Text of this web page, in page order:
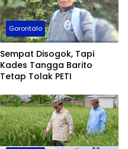
Gorontalo
Sempat Disogok, Tapi
Kades Tangga Barito
Tetap Tolak PETI